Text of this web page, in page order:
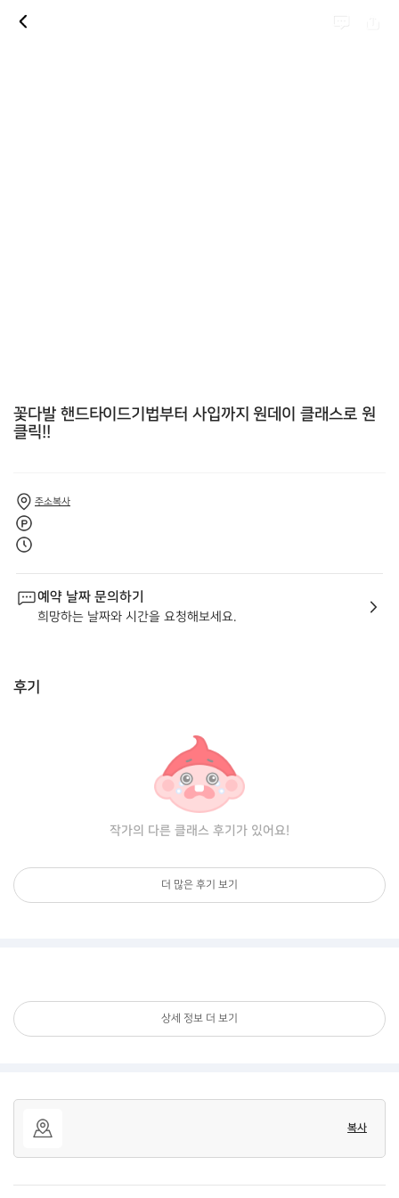
꽃다발 핸드타이드기법부터 사입까지 원데이 클래스로 원
클릭!!
주소복사
예약 날짜 문의하기
희망하는 날짜와 시간을 요청해보세요.
후기
작가의 다른 클래스 후기가 있어요!
더 많은 후기 보기
상세 정보 더 보기
복사